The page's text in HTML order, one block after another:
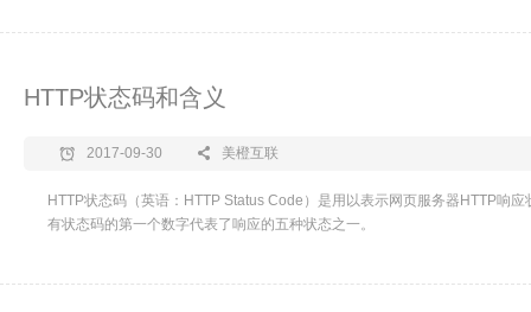
HTTP状态码和含义
2017-09-30 美橙互联
HTTP状态码（英语：HTTP Status Code）是用以表示网页服务器HTTP响
有状态码的第一个数字代表了响应的五种状态之一。